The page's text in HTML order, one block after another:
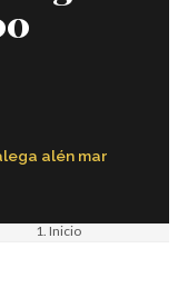
alén mar
Inicio